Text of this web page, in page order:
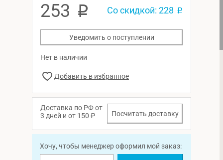
253 p Со скидкой: 228 p
Уведомить о поступлении
Нет в наличии
Доставка по РФ от
3 дней и от 150 ₽
Посчитать доставку
Хочу, чтобы менеджер оформил мой заказ: